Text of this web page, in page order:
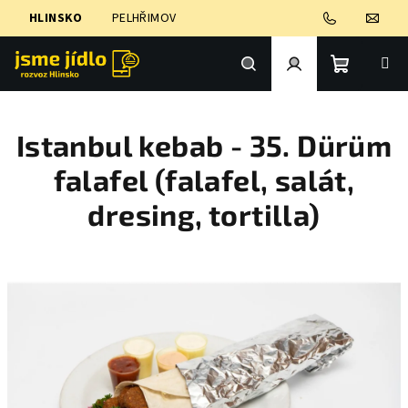
HLINSKO PELHŘIMOV
Hledat PřihlášeníNákupní
košík
Istanbul kebab - 35. Dürüm
falafel (falafel, salát,
dresing, tortilla)